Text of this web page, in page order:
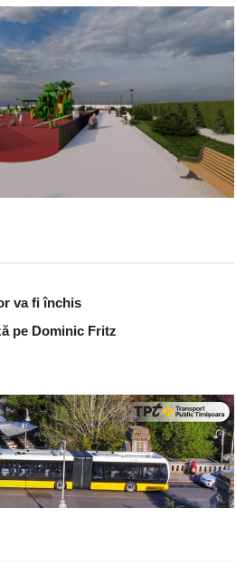
va fi închis
pe Dominic Fritz